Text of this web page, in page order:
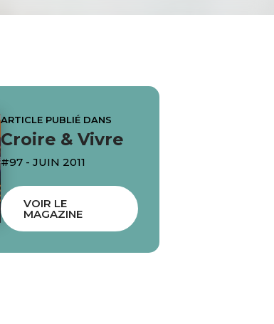
ARTICLE PUBLIÉ DANS
Croire & Vivre
#97 - JUIN 2011
VOIR LE
MAGAZINE